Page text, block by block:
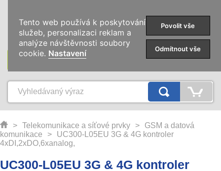
KATEGORIE
> Telekomunikace a síťové prvky >
GSM a datová
komunikace
>
UC300-L05EU 3G & 4G kontroler
4xDI,2xDO,6xanalog,
UC300-L05EU 3G & 4G kontroler
Tento web používá k poskytování
služeb, personalizaci reklam a
analýze návštěvnosti soubory
cookie. Nastavení
Povolit vše
Odmítnout vše